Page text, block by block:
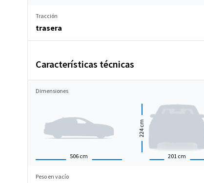
Tracción
trasera
Características técnicas
Dimensiones
506 cm 201 cm
224
cm
Peso en vacío